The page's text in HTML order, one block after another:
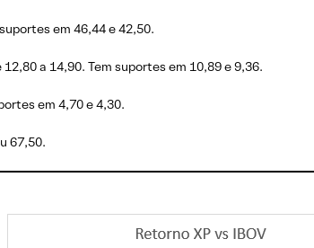
em 46,44 e 42,50.
a 14,90. Tem suportes em 10,89 e 9,36.
em 4,70 e 4,30.
67,50.